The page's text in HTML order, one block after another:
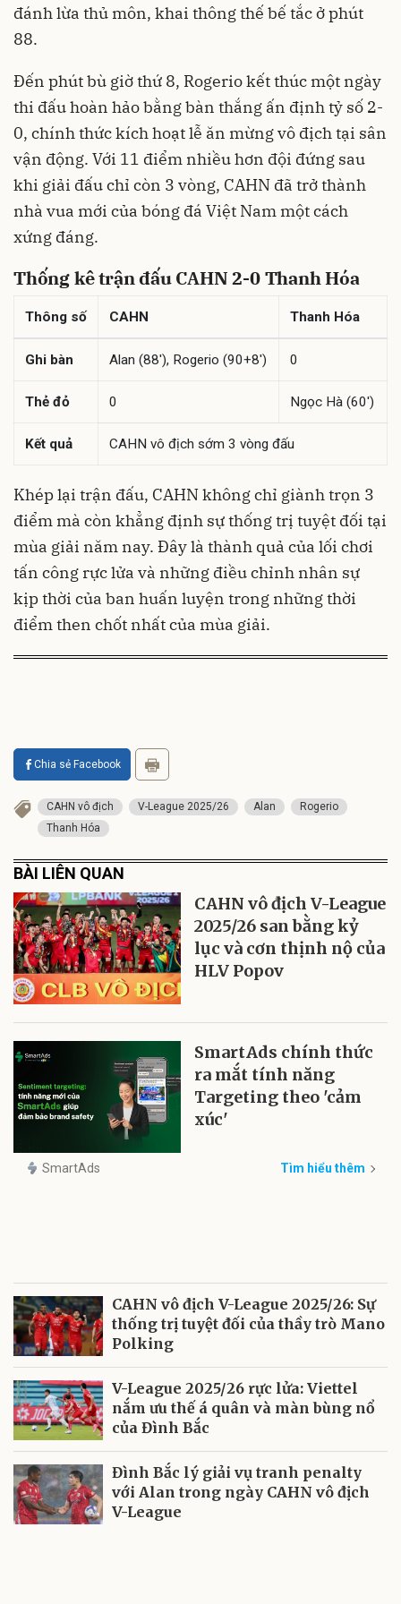
đánh lừa thủ môn, khai thông thế bế tắc ở phút
88.
Đến phút bù giờ thứ 8, Rogerio kết thúc một ngày
thi đấu hoàn hảo bằng bàn thắng ấn định tỷ số 2-
0, chính thức kích hoạt lễ ăn mừng vô địch tại sân
vận động. Với 11 điểm nhiều hơn đội đứng sau
khi giải đấu chỉ còn 3 vòng, CAHN đã trở thành
nhà vua mới của bóng đá Việt Nam một cách
xứng đáng.
Thống kê trận đấu CAHN 2-0 Thanh Hóa
Thông số CAHN Thanh Hóa
Ghi bàn Alan (88'), Rogerio (90+8') 0
Thẻ đỏ 0 Ngọc Hà (60')
Kết quả CAHN vô địch sớm 3 vòng đấu
Khép lại trận đấu, CAHN không chỉ giành trọn 3
điểm mà còn khẳng định sự thống trị tuyệt đối tại
mùa giải năm nay. Đây là thành quả của lối chơi
tấn công rực lửa và những điều chỉnh nhân sự
kịp thời của ban huấn luyện trong những thời
điểm then chốt nhất của mùa giải.
Chia sẻ Facebook
CAHN vô địch V-League 2025/26 Alan
Rogerio
Thanh Hóa
BÀI LIÊN QUAN
CAHN vô địch V-League
2025/26 san bằng kỷ
lục và cơn thịnh nộ của
HLV Popov
SmartAds chính thức
ra mắt tính năng
Targeting theo 'cảm
xúc'
SmartAds Tìm hiểu thêm
CAHN vô địch V-League 2025/26: Sự
thống trị tuyệt đối của thầy trò Mano
Polking
V-League 2025/26 rực lửa: Viettel
nắm ưu thế á quân và màn bùng nổ
của Đình Bắc
Đình Bắc lý giải vụ tranh penalty
với Alan trong ngày CAHN vô địch
V-League